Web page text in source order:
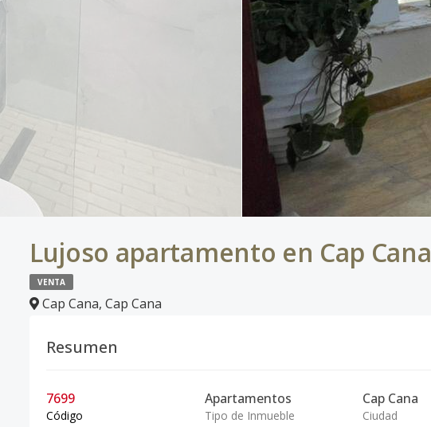
Lujoso apartamento en Cap Cana
VENTA
Cap Cana, Cap Cana
Resumen
7699
Código
Apartamentos
Tipo de Inmueble
Cap Cana
Ciudad